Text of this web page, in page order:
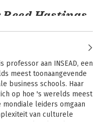
Reed Hastings
professor aan INSEAD, een
meest toonaangevende
business schools. Haar
op hoe 's werelds meest
leiders omgaan
van culturele